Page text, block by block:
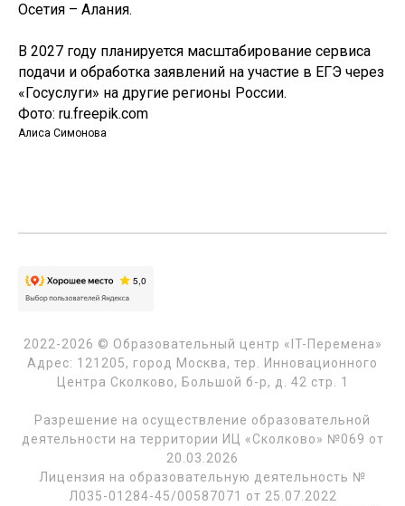
Осетия – Алания.
В 2027 году планируется масштабирование сервиса
подачи и обработка заявлений на участие в ЕГЭ через
«Госуслуги» на другие регионы России.
Фото: ru.freepik.com
Алиса Симонова
2022-2026 © Образовательный центр «IT-Перемена»
Адрес: 121205, город Москва, тер. Инновационного
Центра Сколково, Большой б-р, д. 42 стр. 1
Разрешение на осуществление образовательной
деятельности на территории ИЦ «Сколково» №069 от
20.03.2026
Лицензия на образовательную деятельность №
Л035-01284-45/00587071 от 25.07.2022